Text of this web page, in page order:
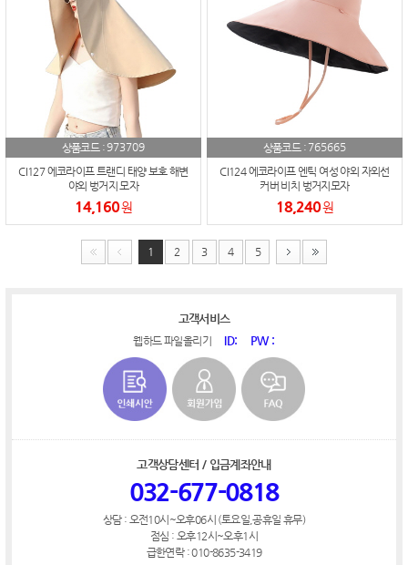
상품코드 :973709
CI127 에코라이프 트랜디 태양 보호 해변
야외 벙거지 모자
14,160원
상품코드 : 765665
CI124 에코라이프 엔틱 여성 야외 자외선
커버 비치 벙거지모자
18,240원
1 2 3 4 5
고객서비스
웹하드 파일올리기 ID: PW :
고객상담센터 / 입금계좌안내
032-677-0818
상담 : 오전10시~오후06시 (토요일,공휴일 휴무)
점심 : 오후12시~오후1시
급한연락 : 010-8635-3419